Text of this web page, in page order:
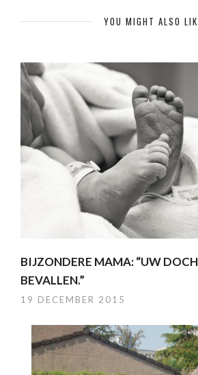
YOU MIGHT ALSO
BIJZONDERE MAMA: “UW
BEVALLEN.”
19 DECEMBER 2015